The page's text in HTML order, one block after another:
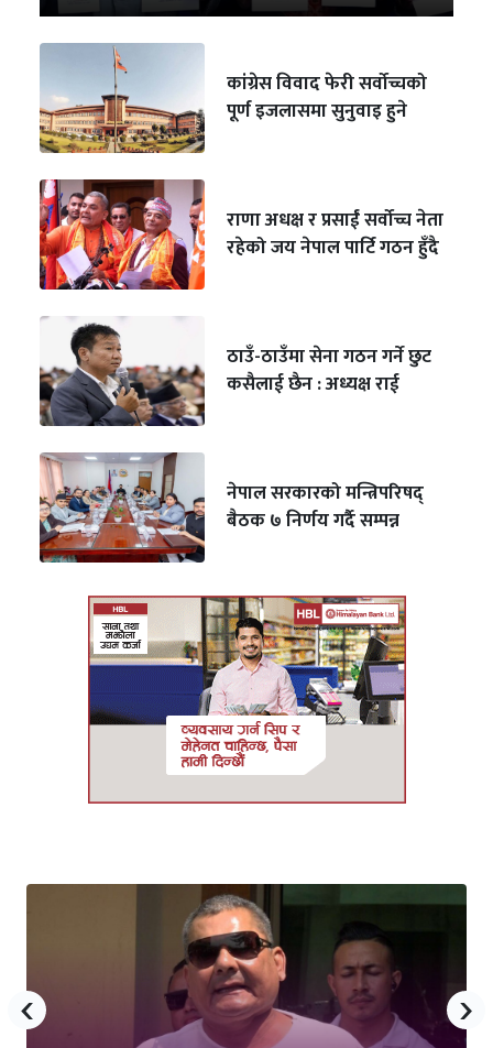
कांग्रेस विवाद फेरी सर्वोच्चको
पूर्ण इजलासमा सुनुवाइ हुने
राणा अधक्ष र प्रसाईं सर्वोच्च नेता
रहेको जय नेपाल पार्टि गठन हुँदै
ठाउँ-ठाउँमा सेना गठन गर्ने छुट
कसैलाई छैन : अध्यक्ष राई
नेपाल सरकारको मन्त्रिपरिषद्
बैठक ७ निर्णय गर्दै सम्पन्न
‹ ›